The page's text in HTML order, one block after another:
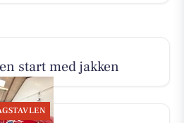
start med jakken